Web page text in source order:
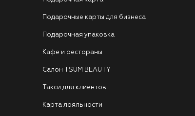
Подарочные карты для бизнеса
Подарочная упаковка
Кафе и рестораны
Салон TSUM BEAUTY
Такси для клиентов
Карта лояльности